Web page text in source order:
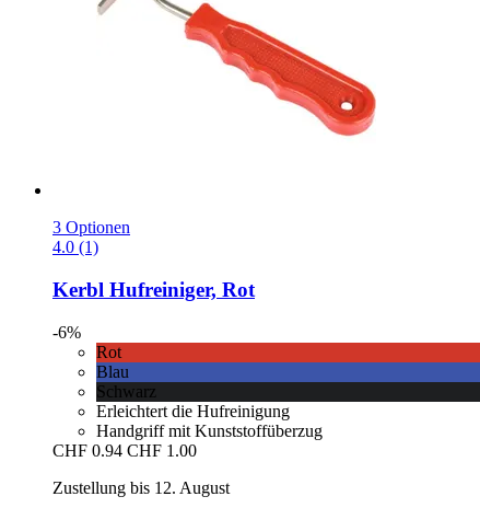
3 Optionen
4.0 (1)
Kerbl Hufreiniger, Rot
-6%
Rot
Blau
Schwarz
Erleichtert die Hufreinigung
Handgriff mit Kunststoffüberzug
CHF 0.94 CHF 1.00
Zustellung bis 12. August